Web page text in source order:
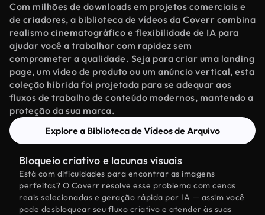
Com milhões de downloads em projetos comerciais e
de criadores, a biblioteca de vídeos da Coverr combina
realismo cinematográfico e flexibilidade de IA para
ajudar você a trabalhar com rapidez sem
comprometer a qualidade. Seja para criar uma landing
page, um vídeo de produto ou um anúncio vertical, esta
coleção híbrida foi projetada para se adequar aos
fluxos de trabalho de conteúdo modernos, mantendo a
proteção da sua marca.
Explore a Biblioteca de Vídeos de Arquivo
Bloqueio criativo e lacunas visuais
Está com dificuldades para encontrar as imagens
perfeitas? O Coverr resolve esse problema com cenas
reais selecionadas e geração rápida por IA — assim você
pode desbloquear seu fluxo criativo e atender às suas